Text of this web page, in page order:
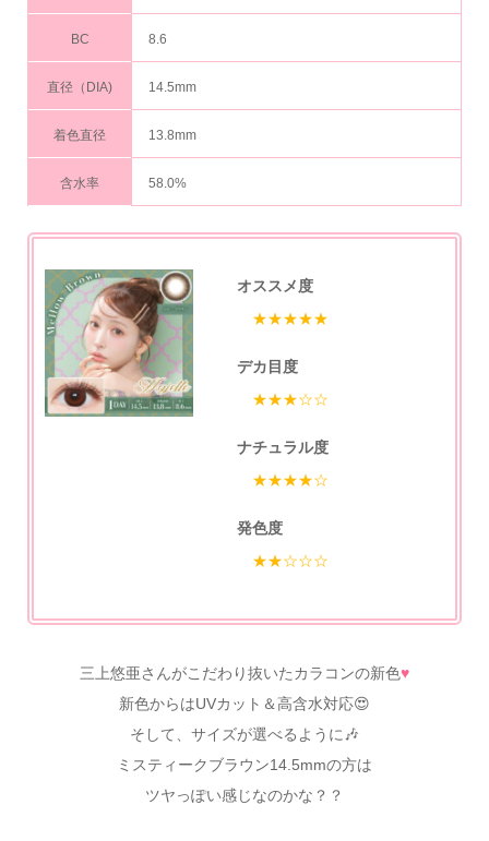
BC 8.6
直径（DIA) 14.5mm
着色直径 13.8mm
含水率 58.0%
オススメ度
★★★★★
デカ目度
★★★☆☆
ナチュラル度
★★★★☆
発色度
★★☆☆☆
三上悠亜さんがこだわり抜いたカラコンの新色♥
新色からはUVカット＆高含水対応😍
そして、サイズが選べるように🎶
ミスティークブラウン14.5mmの方は
ツヤっぽい感じなのかな？？